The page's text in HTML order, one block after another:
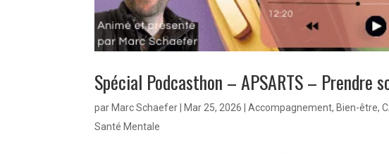
Spécial Podcasthon – APSARTS – Prendre
parMarc Schaefer|Mar 25, 2026 |Accompagnement,Bien-être,
Santé Mentale